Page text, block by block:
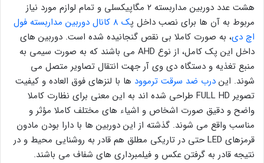
هشت عدد دوربین مداربسته ۲ مگاپیکسلی و تمام لوازم مورد نیاز
مربوط به آن ها برای نصب داخل پ
ک 8 کانال دوربین مداربسته فول
اچ دی، به صورت کاملا بی نقص گنجانیده شده است. دوربین های
داخل این پک کامل، از نوع AHD می باشند که به صورت سیمی به
منبع تغذیه و دستگاه دی وی آر جهت انتقال تصاویر متصل می
شوند. این درب ضد سرقت ترموود ها با لنزهای فوق العاده و کیفیت
تصویر FULL HD طراحی شده اند به این معنی برای نظارت کاملا
واضح و دقیق صورت اشخاص و اشیاء های مختلف کاملا مؤثر و
مناسب واقع می شوند. گذشته از این دوربین ها با دارا بودن مادون
قرمزهای LED حتی در تاریکی مطلق هم قادر به روشنایی محیط و در
نتیجه قادر به گرفتن عکس و فیلمبرداری های شفاف می باشند.